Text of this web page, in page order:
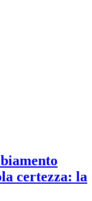
certezza: la